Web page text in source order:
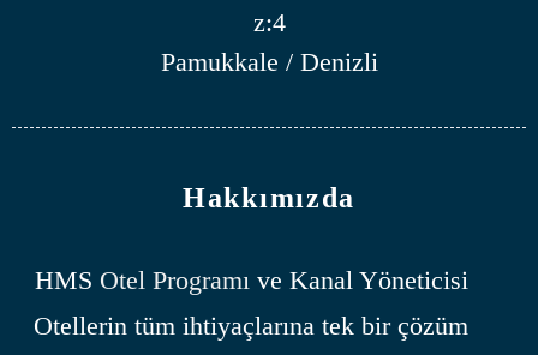
z:4
Pamukkale / Denizli
Hakkımızda
HMS Otel Programıve Kanal Yöneticisi
Otellerin tüm ihtiyaçlarına tek bir çözüm